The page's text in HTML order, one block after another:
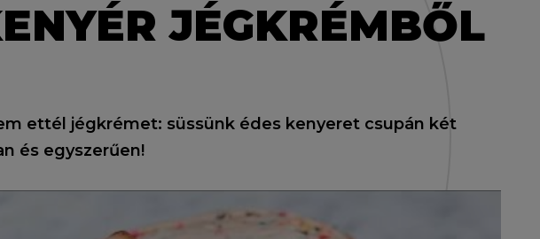
JÉGKRÉMBŐL
ettél jégkrémet: süssünk édes kenyeret csupán két
és egyszerűen!